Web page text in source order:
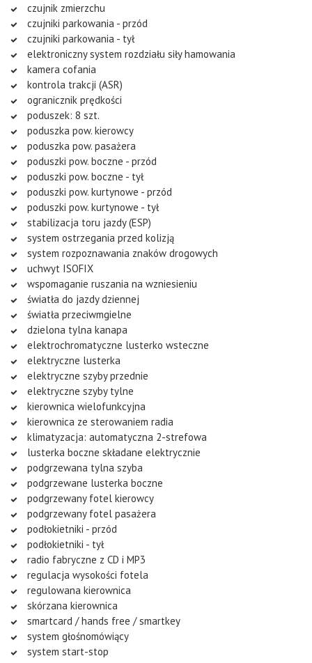
czujnik zmierzchu
czujniki parkowania - przód
czujniki parkowania - tył
elektroniczny system rozdziału siły hamowania
kamera cofania
kontrola trakcji (ASR)
ogranicznik prędkości
poduszek: 8 szt.
poduszka pow. kierowcy
poduszka pow. pasażera
poduszki pow. boczne - przód
poduszki pow. boczne - tył
poduszki pow. kurtynowe - przód
poduszki pow. kurtynowe - tył
stabilizacja toru jazdy (ESP)
system ostrzegania przed kolizją
system rozpoznawania znaków drogowych
uchwyt ISOFIX
wspomaganie ruszania na wzniesieniu
światła do jazdy dziennej
światła przeciwmgielne
dzielona tylna kanapa
elektrochromatyczne lusterko wsteczne
elektryczne lusterka
elektryczne szyby przednie
elektryczne szyby tylne
kierownica wielofunkcyjna
kierownica ze sterowaniem radia
klimatyzacja: automatyczna 2-strefowa
lusterka boczne składane elektrycznie
podgrzewana tylna szyba
podgrzewane lusterka boczne
podgrzewany fotel kierowcy
podgrzewany fotel pasażera
podłokietniki - przód
podłokietniki - tył
radio fabryczne z CD i MP3
regulacja wysokości fotela
regulowana kierownica
skórzana kierownica
smartcard / hands free / smartkey
system głośnomówiący
system start-stop